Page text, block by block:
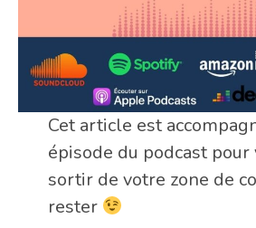
Cet article est
épisode du podcast pour
sortir de votre zone de
rester